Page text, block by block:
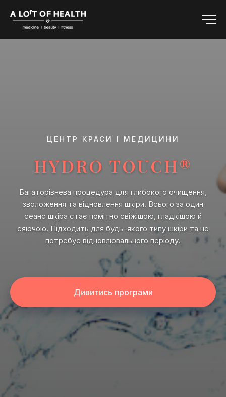
ЦЕНТР КРАСИ І МЕДИЦИНИ
HYDRO TOUCH®
Багаторівнева процедура для глибокого очищення,
зволоження та відновлення шкіри. Всього за один
сеанс шкіра стає помітно свіжішою, гладкішою й
сяючою. Підходить для будь-якого типу шкіри та не
потребує відновлювального періоду.
Дивитись програми